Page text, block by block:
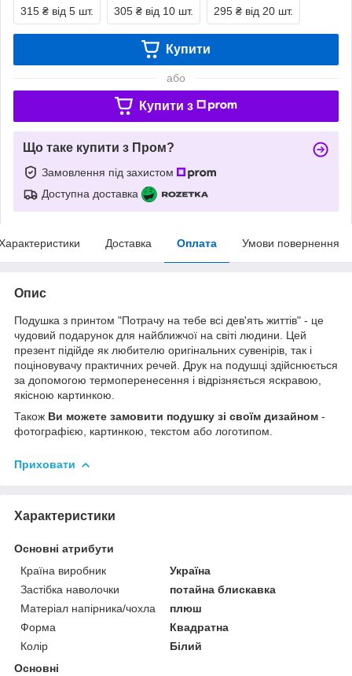
315 ₴ від 5 шт. 305 ₴ від 10 шт. 295 ₴ від 20 шт.
Купити
або
Купити з
Що таке купити з Пром?
Замовлення під захистом
Доступна доставка
Доставка Оплата Умови повернення
Опис
Подушка з принтом "Потрачу на тебе всі дев'ять життів" - це
чудовий подарунок для найближчої на світі людини. Цей
презент підійде як любителю оригінальних сувенірів, так і
поціновувачу практичних речей. Друк на подушці здійснюється
за допомогою термоперенесення і відрізняється яскравою,
якісною картинкою.
Також Ви можете замовити подушку зі своїм дизайном -
фотографією, картинкою, текстом або логотипом.
Приховати
Характеристики
Основні атрибути
Країна виробник
Україна
Застібка наволочки
потайна блискавка
Матеріал напірника/чохла
плюш
Форма
Квадратна
Колір
Білий
Основні